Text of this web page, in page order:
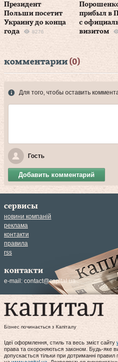
Президент
Польши посетит
Украину до конца
года
8276
прибыл в
с
визитом
комментарии (0)
Для того, чтобы оставить
Гость
Добавить комментарий
сервисы
новини компаній
реклама
контакти
правила
rss
контакти
e-mail: contact@capital.ua
Бізнес починається з Капіталу
Ідеї оформлення, стиль та весь зміст сайту
права та охороняються законом. Будь-яке
допускається тільки при дотриманні правил